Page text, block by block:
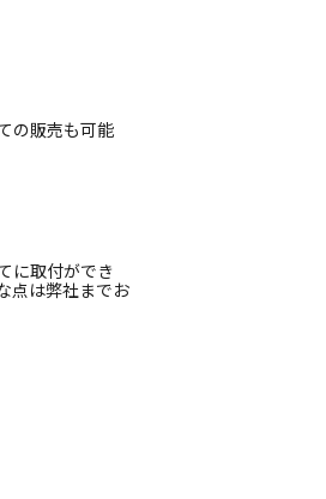
の販売も可能
に取付ができ
点は弊社までお